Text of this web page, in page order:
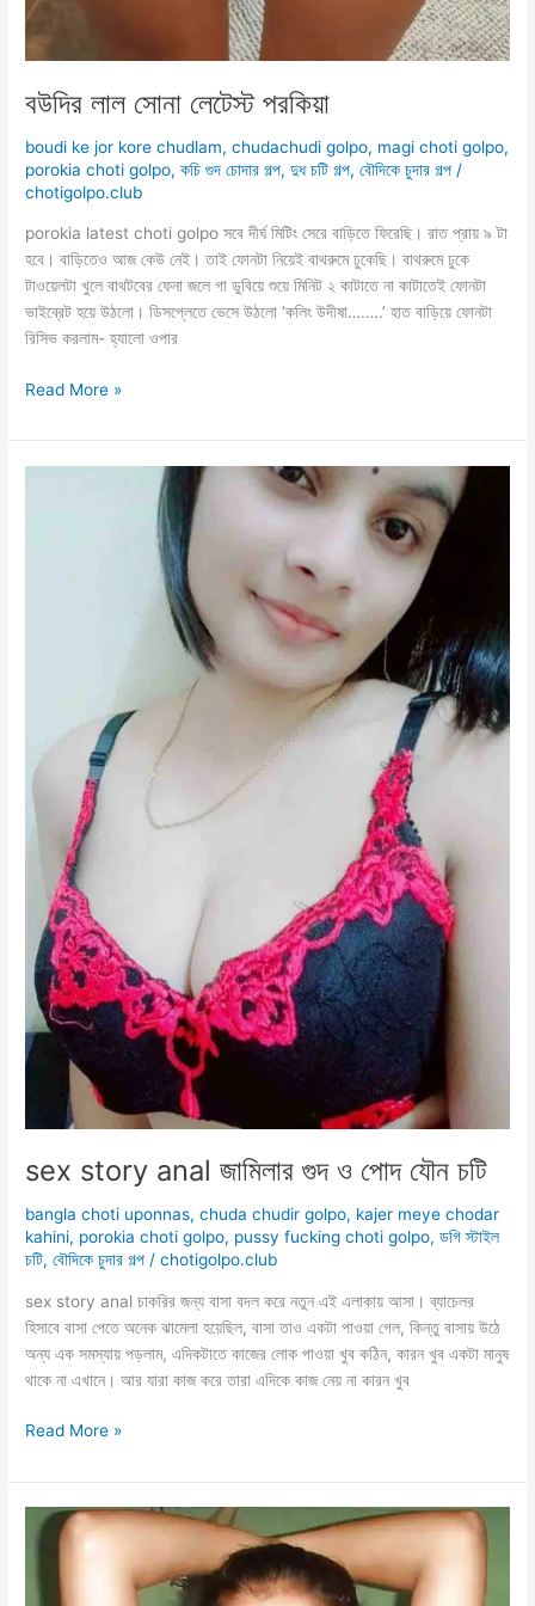
বউদির লাল সোনা লেটেস্ট পরকিয়া
boudi ke jor kore chudlam,chudachudi golpo, magi choti golpo,
porokia choti golpo,কচি গুদ চোদার গল্প,দুধ চটি গল্প,বৌদিকে চুদার গল্প /
chotigolpo.club
porokia latest choti golpo সবে দীর্ঘ মিটিং সেরে বাড়িতে ফিরেছি। রাত প্রায় ৯ টা
হবে। বাড়িতেও আজ কেউ নেই। তাই ফোনটা নিয়েই বাথরুমে ঢুকেছি। বাথরুমে ঢুকে
টাওয়েলটা খুলে বাথটবের ফেনা জলে গা ডুবিয়ে শুয়ে মিনিট ২ কাটাতে না কাটাতেই ফোনটা
ভাইব্রেট হয়ে উঠলো। ডিসপ্লেতে ভেসে উঠলো ‘কলিং উদীষা……..’ হাত বাড়িয়ে ফোনটা
রিসিভ করলাম- হ্যালো ওপার
বউদির
সোনা
লেটেস্ট
Read More »
sex story anal জামিলার গুদ ও পোদ যৌন চটি
bangla choti uponnas,chuda chudir golpo, kajer meye chodar
kahini, porokia choti golpo, pussy fucking choti golpo,ডগি স্টাইল
চটি,বৌদিকে চুদার গল্প /chotigolpo.club
sex story anal চাকরির জন্য বাসা বদল করে নতুন এই এলাকায় আসা। ব্যাচেলর
হিসাবে বাসা পেতে অনেক ঝামেলা হয়েছিল, বাসা তাও একটা পাওয়া গেল, কিন্তু বাসায় উঠে
অন্য এক সমস্যায় পড়লাম, এদিকটাতে কাজের লোক পাওয়া খুব কঠিন, কারন খুব একটা মানুষ
থাকে না এখানে। আর যারা কাজ করে তারা এদিকে কাজ নেয় না কারন খুব
sex
anal
জামিলার
গুদ
Read More »